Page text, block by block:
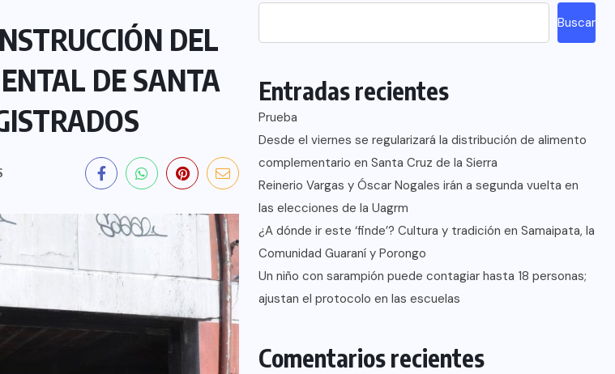
DEL
DE SANTA
Buscar
Entradas recientes
Prueba
Desde el viernes se regularizará la distribución de alimento
complementario en Santa Cruz de la Sierra
Reinerio Vargas y Óscar Nogales irán a segunda vuelta en
las elecciones de la Uagrm
¿A dónde ir este ‘finde’? Cultura y tradición en Samaipata, la
Comunidad Guaraní y Porongo
Un niño con sarampión puede contagiar hasta 18 personas;
ajustan el protocolo en las escuelas
Comentarios recientes